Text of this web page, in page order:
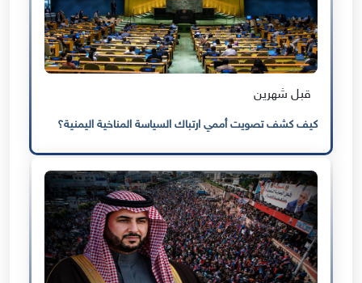
قبل شهرين
كيف كشف تصويت أممي ارتباك السياسة المناخية اليمنية؟